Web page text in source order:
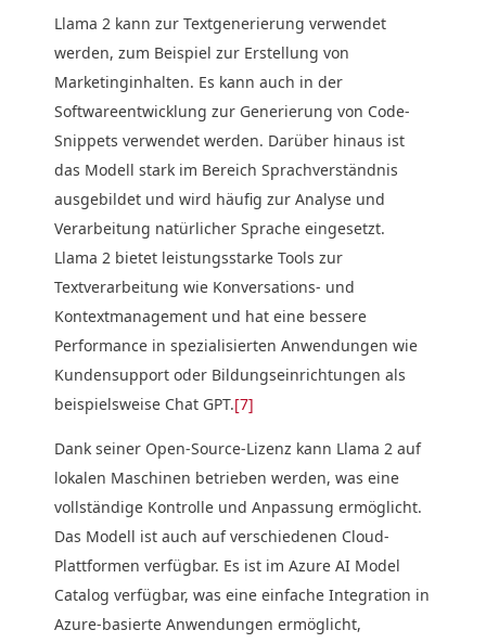
Llama 2 kann zur Textgenerierung verwendet
werden, zum Beispiel zur Erstellung von
Marketinginhalten. Es kann auch in der
Softwareentwicklung zur Generierung von Code-
Snippets verwendet werden. Darüber hinaus ist
das Modell stark im Bereich Sprachverständnis
ausgebildet und wird häufig zur Analyse und
Verarbeitung natürlicher Sprache eingesetzt.
Llama 2 bietet leistungsstarke Tools zur
Textverarbeitung wie Konversations- und
Kontextmanagement und hat eine bessere
Performance in spezialisierten Anwendungen wie
Kundensupport oder Bildungseinrichtungen als
beispielsweise Chat GPT.[7]
Dank seiner Open-Source-Lizenz kann Llama 2 auf
lokalen Maschinen betrieben werden, was eine
vollständige Kontrolle und Anpassung ermöglicht.
Das Modell ist auch auf verschiedenen Cloud-
Plattformen verfügbar. Es ist im Azure AI Model
Catalog verfügbar, was eine einfache Integration in
Azure-basierte Anwendungen ermöglicht,